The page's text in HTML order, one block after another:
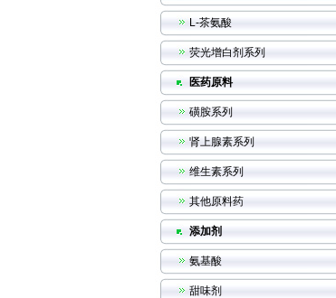
L-茶氨酸
荧光增白剂系列
医药原料
磺胺系列
肾上腺素系列
维生素系列
其他原料药
添加剂
氨基酸
甜味剂